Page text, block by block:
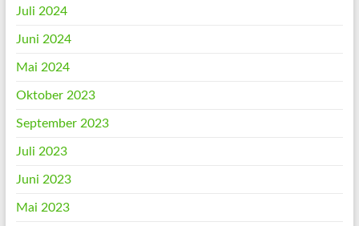
Juli 2024
Juni 2024
Mai 2024
Oktober 2023
September 2023
Juli 2023
Juni 2023
Mai 2023